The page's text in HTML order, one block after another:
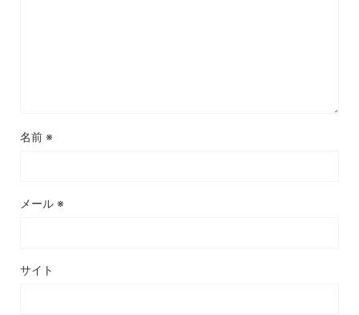
名前 ※
メール ※
サイト